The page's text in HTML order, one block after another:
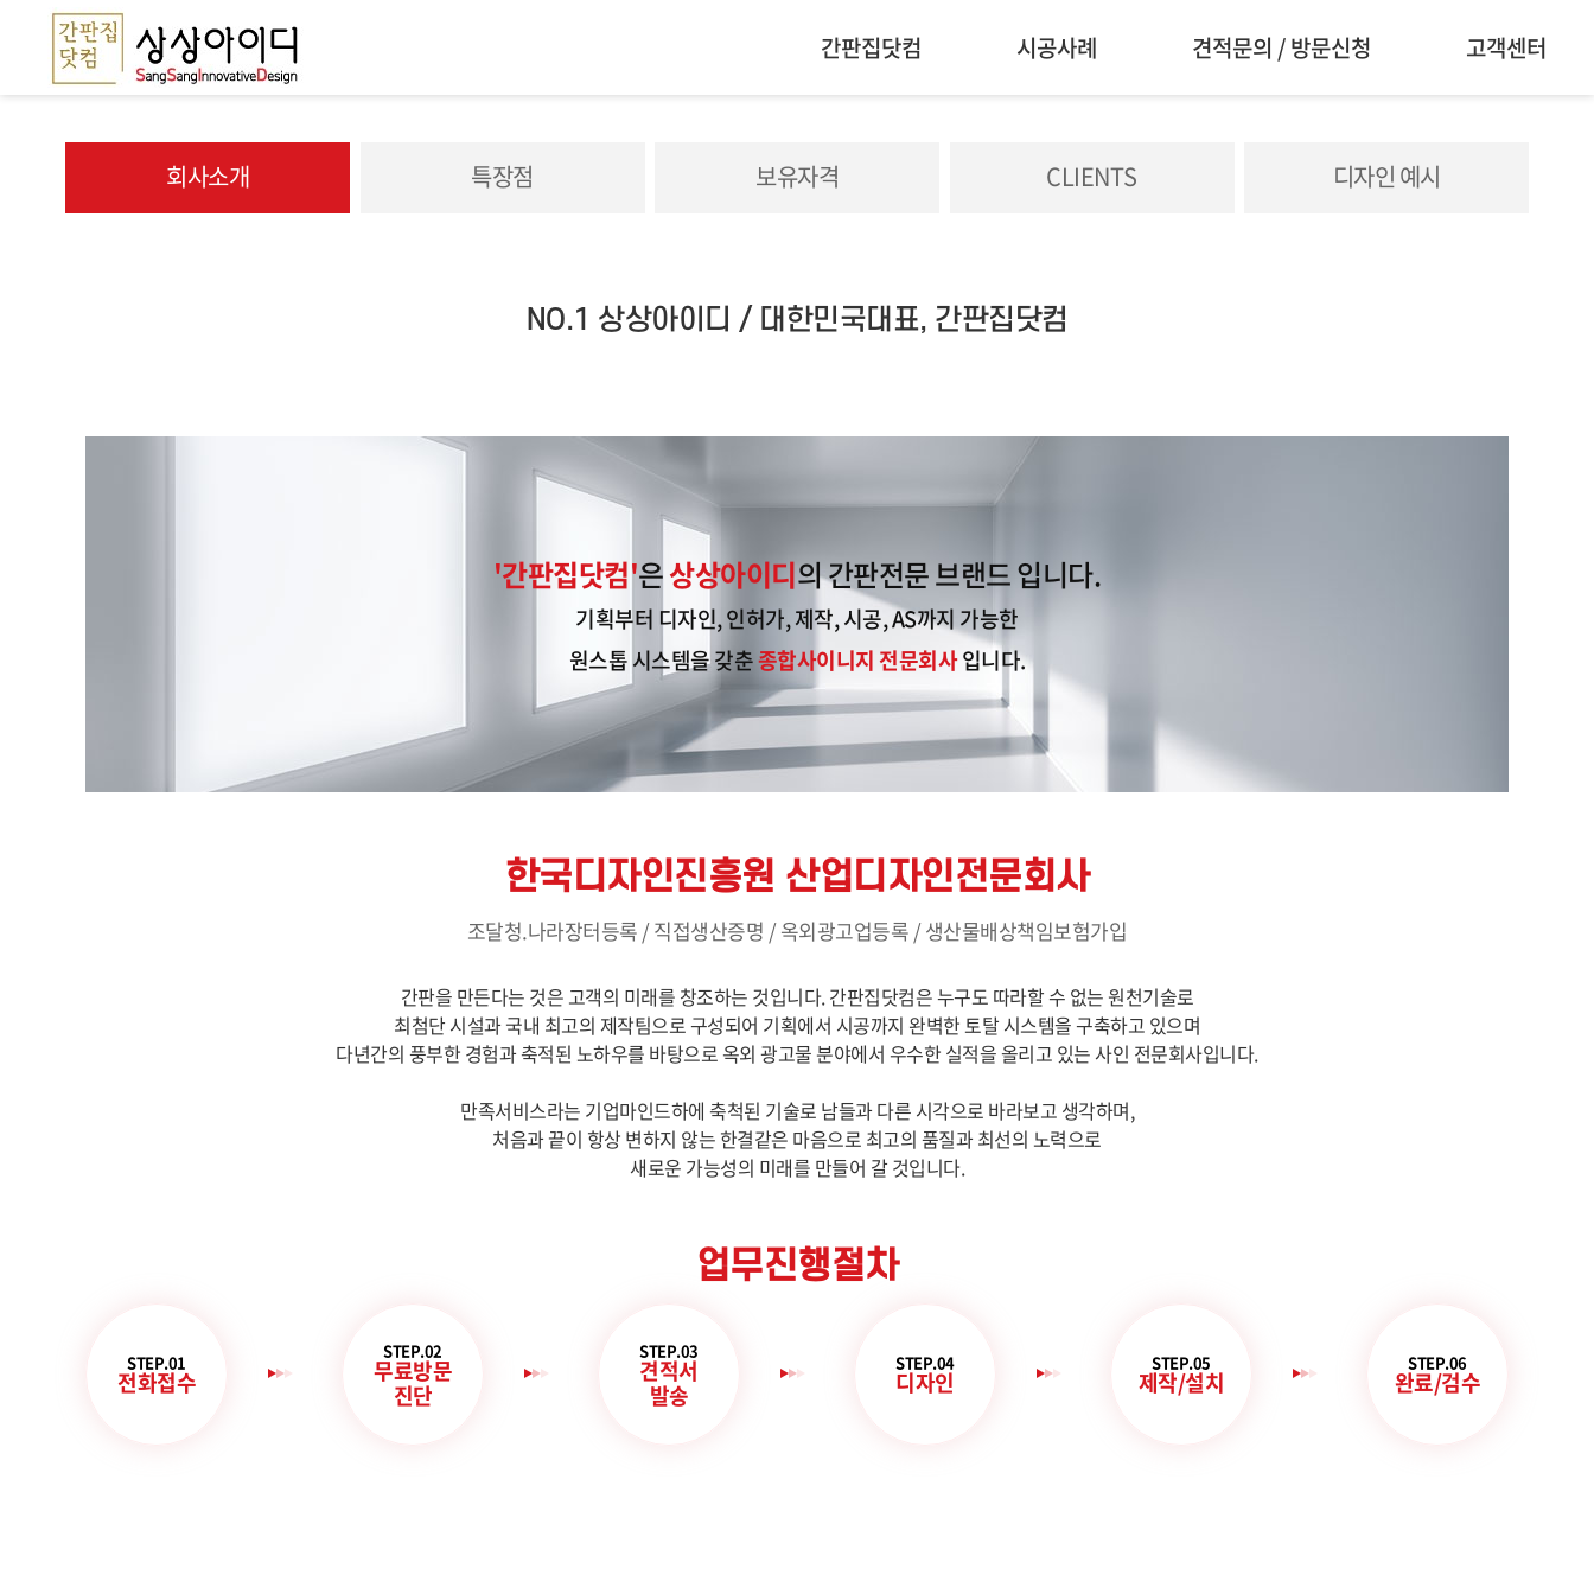
간판집닷컴 시공사례 견적문의 / 방문신청 고객센터
회사소개 특장점 보유자격 CLIENTS 디자인 예시
NO.1 상상아이디 / 대한민국대표, 간판집닷컴
'간판집닷컴'은상상아이디의 간판전문 브랜드 입니다.
기획부터 디자인, 인허가, 제작, 시공, AS까지 가능한
원스톱 시스템을 갖춘종합사이니지 전문회사입니다.
한국디자인진흥원 산업디자인전문회사
조달청.나라장터등록 / 직접생산증명 / 옥외광고업등록 / 생산물배상책임보험가입
간판을 만든다는 것은 고객의 미래를 창조하는 것입니다. 간판집닷컴은 누구도 따라할 수 없는 원천기술로
최첨단 시설과 국내 최고의 제작팀으로 구성되어 기획에서 시공까지 완벽한 토탈 시스템을 구축하고 있으며
다년간의 풍부한 경험과 축적된 노하우를 바탕으로 옥외 광고물 분야에서 우수한 실적을 올리고 있는 사인 전문회사입니다.
만족서비스라는 기업마인드하에 축척된 기술로 남들과 다른 시각으로 바라보고 생각하며,
처음과 끝이 항상 변하지 않는 한결같은 마음으로 최고의 품질과 최선의 노력으로
새로운 가능성의 미래를 만들어 갈 것입니다.
업무진행절차
STEP.01
전화접수
STEP.02
무료방문
진단
STEP.03
견적서
발송
STEP.04
디자인
STEP.05
제작/설치
STEP.06
완료/검수